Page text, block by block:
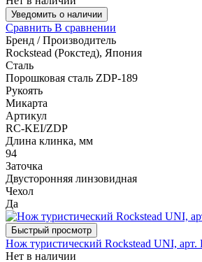
Уведомить о наличии
Сравнить В сравнении
Бренд / Производитель
Rockstead (Рокстед), Япония
Сталь
Порошковая сталь ZDP-189
Рукоять
Микарта
Артикул
RC-KEI/ZDP
Длина клинка, мм
94
Заточка
Двусторонняя линзовидная
Чехол
Да
Быстрый просмотр
Нож туристический Rockstead UNI,
Нет в наличии